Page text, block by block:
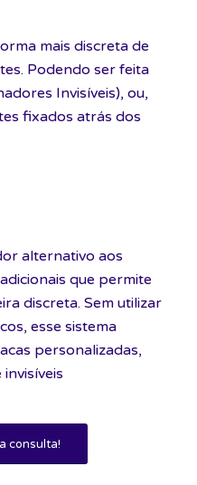
mais discreta de
Podendo ser feita
Invisíveis), ou,
fixados atrás dos
alternativo aos
que permite
discreta. Sem utilizar
esse sistema
personalizadas,
consulta!